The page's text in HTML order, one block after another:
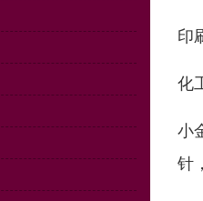
印
化
小
针